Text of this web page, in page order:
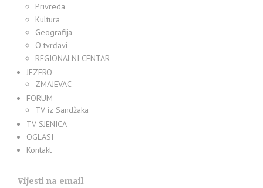
Privreda
Kultura
Geografija
O tvrđavi
REGIONALNI CENTAR
JEZERO
ZMAJEVAC
FORUM
TV iz Sandžaka
TV SJENICA
OGLASI
Kontakt
Vijesti na email